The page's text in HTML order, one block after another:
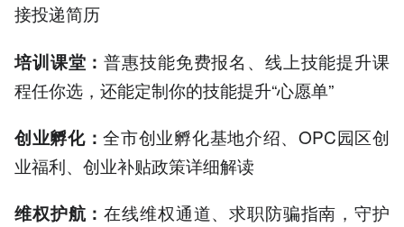
接投递简历
培训课堂：普惠技能免费报名、线上技能提升课
程任你选，还能定制你的技能提升“心愿单”
创业孵化：全市创业孵化基地介绍、OPC园区创
业福利、创业补贴政策详细解读
维权护航：在线维权通道、求职防骗指南，守护